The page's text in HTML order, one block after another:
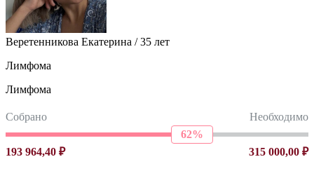
Веретенникова Екатерина / 35 лет
Лимфома
Лимфома
Собрано
Необходимо
62%
193 964,40 ₽
315 000,00 ₽